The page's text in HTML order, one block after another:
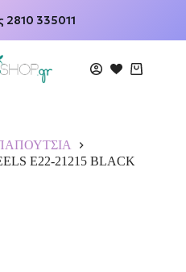
2810 335011
E22-21215 BLACK